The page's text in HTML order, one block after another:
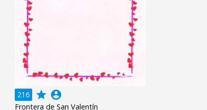
216 grade account_circle
Frontera de San Valentín